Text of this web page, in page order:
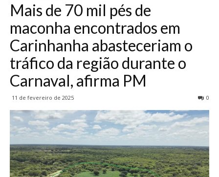
Mais de 70 mil pés de
maconha encontrados em
Carinhanha abasteceriam o
tráfico da região durante o
Carnaval, afirma PM
11 de fevereiro de 2025 0